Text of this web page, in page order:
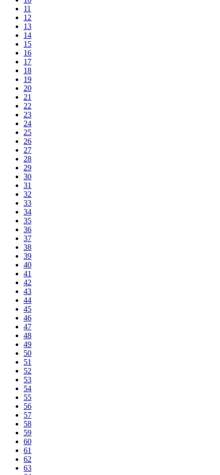
11
12
13
14
15
16
17
18
19
20
21
22
23
24
25
26
27
28
29
30
31
32
33
34
35
36
37
38
39
40
41
42
43
44
45
46
47
48
49
50
51
52
53
54
55
56
57
58
59
60
61
62
63